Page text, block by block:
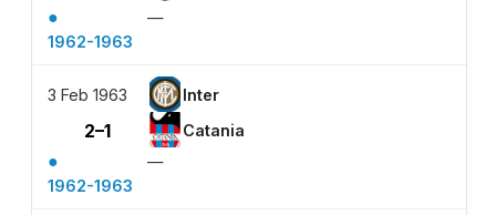
●
—
1962-1963
3 Feb 1963 Inter
2–1 Catania
●
—
1962-1963